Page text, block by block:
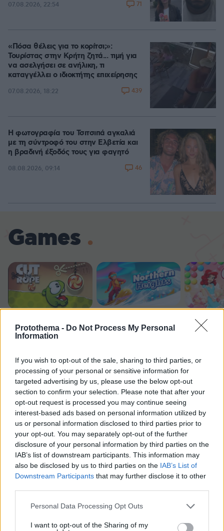
Protothema - Do Not Process My Personal
Information
If you wish to opt-out of the sale, sharing to third parties, or
processing of your personal or sensitive information for
targeted advertising by us, please use the below opt-out
section to confirm your selection. Please note that after your
opt-out request is processed you may continue seeing
interest-based ads based on personal information utilized by
us or personal information disclosed to third parties prior to
your opt-out. You may separately opt-out of the further
disclosure of your personal information by third parties on the
IAB’s list of downstream participants. This information may
also be disclosed by us to third parties on the IAB’s List of
Downstream Participants that may further disclose it to other
Please note that this website/app uses one or more Google
not limited to your visit or usage behaviour. You may click to
Personal Data Processing Opt Outs
I want to opt-out of the Sharing of my
07.08.2026, 22:54 71
«Πόσα θέλεις για το κορίτσι;»:
Τουρίστας στην Κρήτη ζητά... τιμή για
να ασελγήσει σε ανήλικη, τι
καταγγέλλει ο ιδιοκτήτης επιχείρησης
07.08.2026, 18:22 439
Η φωτογραφία του Τσιτσιπά αγκαλιά
με τη σύντροφό του στην Ελβετία και
η βραδινή έξοδός τους για φαγητό
08.08.2026, 09:14 46
Games
Candy
Best of Network